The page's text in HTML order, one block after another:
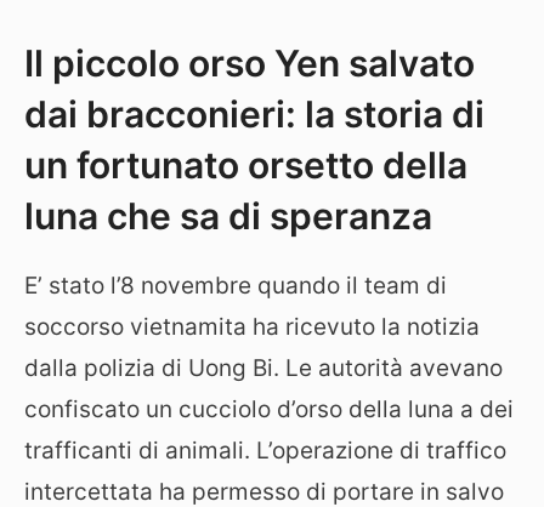
Il piccolo orso Yen salvato
dai bracconieri: la storia di
un fortunato orsetto della
luna che sa di speranza
E’ stato l’8 novembre quando il team di
soccorso vietnamita ha ricevuto la notizia
dalla polizia di Uong Bi. Le autorità avevano
confiscato un cucciolo d’orso della luna a dei
trafficanti di animali. L’operazione di traffico
intercettata ha permesso di portare in salvo